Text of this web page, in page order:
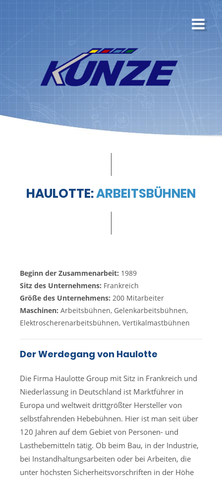
HAULOTTE:ARBEITSBÜHNEN
Beginn der Zusammenarbeit: 1989
Sitz des Unternehmens: Frankreich
Größe des Unternehmens: 200 Mitarbeiter
Maschinen: Arbeitsbühnen, Gelenkarbeitsbühnen,
Elektroscherenarbeitsbühnen, Vertikalmastbühnen
Der Werdegang von Haulotte
Die Firma Haulotte Group mit Sitz in Frankreich und
Niederlassung in Deutschland ist Marktführer in
Europa und weltweit drittgrößter Hersteller von
selbstfahrenden Hebebühnen. Hier ist man seit über
120 Jahren auf dem Gebiet von Personen- und
Lasthebemitteln tätig. Ob beim Bau, in der Industrie,
bei Instandhaltungsarbeiten oder bei Arbeiten, die
unter höchsten Sicherheitsvorschriften in der Höhe